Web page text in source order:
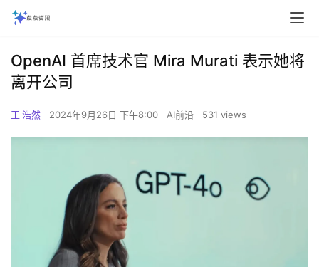
OpenAI 首席技术官 Mira Murati 表示她将
离开公司
王 浩然 2024年9月26日 下午8:00 AI前沿 531 views